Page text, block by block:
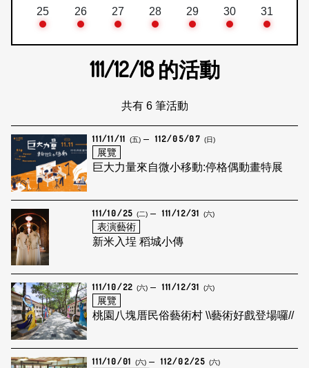
25 26 27 28 29 30 31
111/12/18的活動
共有 6 筆活動
111/11/11 (五) 112/05/07 (日)
展覽
巨大力量來自微小移動:停格偶動畫特展
111/10/25 (二) 111/12/31 (六)
表演藝術
新米入埕 稻城小傳
111/10/22 (六) 111/12/31 (六)
展覽
桃園八塊厝民俗藝術村 \\藝術好戲登場囉//
111/10/01 (六) 112/02/25 (六)